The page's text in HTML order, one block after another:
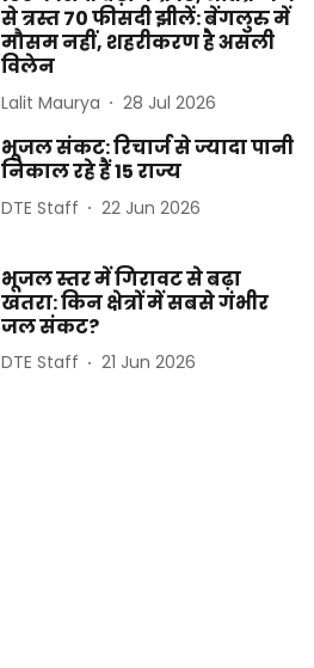
से त्रस्त 70 फीसदी झीलें: बेंगलुरु में
मौसम नहीं, शहरीकरण है असली
विलेन
Lalit Maurya 28 Jul 2026
भूजल संकट: रिचार्ज से ज्यादा पानी
निकाल रहे हैं 15 राज्य
DTE Staff 22 Jun 2026
भूजल स्तर में गिरावट से बढ़ा
खतरा: किन क्षेत्रों में सबसे गंभीर
जल संकट?
DTE Staff 21 Jun 2026